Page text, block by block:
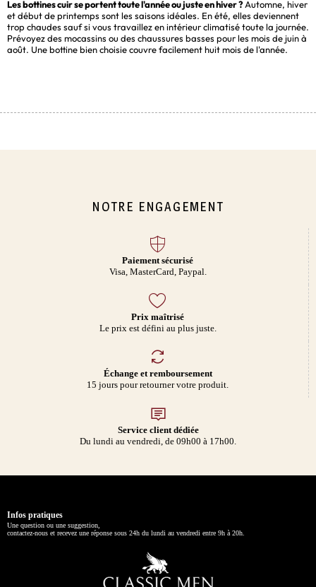
Les bottines cuir se portent toute l'année ou juste en hiver ? Automne, hiver
et début de printemps sont les saisons idéales. En été, elles deviennent
trop chaudes sauf si vous travaillez en intérieur climatisé toute la journée.
Prévoyez des mocassins ou des chaussures basses pour les mois de juin à
août. Une bottine bien choisie couvre facilement huit mois de l'année.
NOTRE ENGAGEMENT
Paiement sécurisé
Visa, MasterCard, Paypal.
Prix maîtrisé
Le prix est défini au plus juste.
Échange et remboursement
15 jours pour retourner votre produit.
Service client dédiée
Du lundi au vendredi, de 09h00 à 17h00.
Infos pratiques
Une question ou une suggestion,
contactez-nous et recevez une réponse sous 24h du lundi au vendredi entre 9h à 20h.